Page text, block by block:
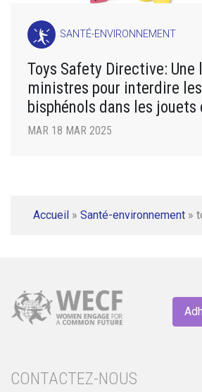
SANTÉ-ENVIRONNEMENT
Toys Safety Directive:
ministres pour interdire
bisphénols dans les jouets
MAR 18 MAR 2025
Accueil » Santé-environnement »
CONTACTEZ-NOUS